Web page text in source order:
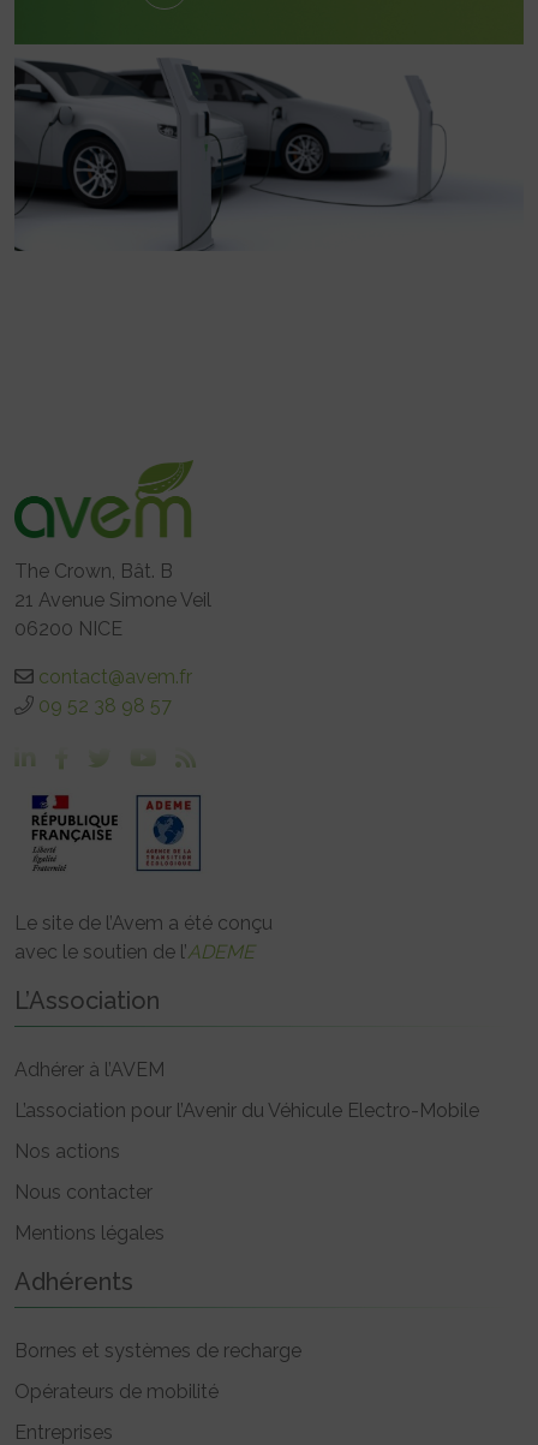
The Crown, Bât. B
21 Avenue Simone Veil
06200 NICE
contact@avem.fr
09 52 38 98 57
Le site de l’Avem a été conçu
avec le soutien de l’ADEME
L’Association
Adhérer à l’AVEM
L’association pour l’Avenir du Véhicule Electro-Mobile
Nos actions
Nous contacter
Mentions légales
Adhérents
Bornes et systèmes de recharge
Opérateurs de mobilité
Entreprises